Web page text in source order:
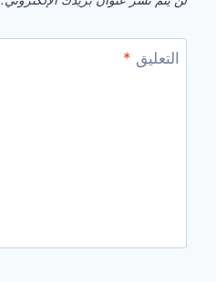
التعليق *